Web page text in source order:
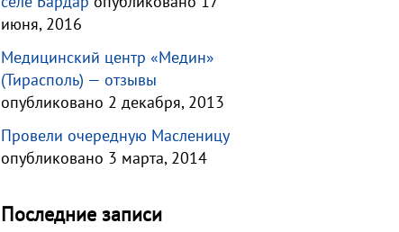
июня, 2016
Медицинский центр «Медин»
(Тирасполь) — отзывы
опубликовано 2 декабря, 2013
Провели очередную Масленицу
опубликовано 3 марта, 2014
Последние записи